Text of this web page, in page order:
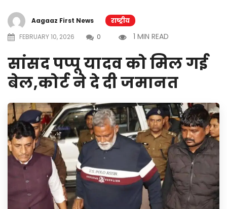
Aagaaz First News
राष्ट्रीय
FEBRUARY 10, 2026
0 1 MIN READ
सांसद पप्पू यादव को मिल गई
बेल,कोर्ट ने दे दी जमानत